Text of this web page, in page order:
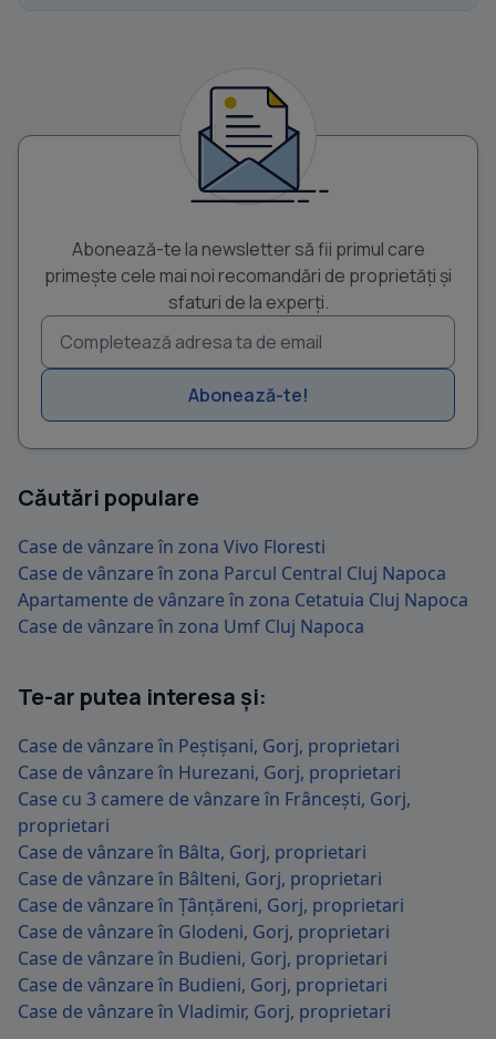
Abonează-te la newsletter să fii primul care
primește cele mai noi recomandări de proprietăți și
sfaturi de la experți.
Abonează-te!
Căutări populare
Case de vânzare în zona Vivo Floresti
Case de vânzare în zona Parcul Central Cluj Napoca
Apartamente de vânzare în zona Cetatuia Cluj Napoca
Case de vânzare în zona Umf Cluj Napoca
Te-ar putea interesa și:
Case de vânzare în Peștișani, Gorj, proprietari
Case de vânzare în Hurezani, Gorj, proprietari
Case cu 3 camere de vânzare în Frâncești, Gorj,
proprietari
Case de vânzare în Bâlta, Gorj, proprietari
Case de vânzare în Bâlteni, Gorj, proprietari
Case de vânzare în Țânțăreni, Gorj, proprietari
Case de vânzare în Glodeni, Gorj, proprietari
Case de vânzare în Budieni, Gorj, proprietari
Case de vânzare în Budieni, Gorj, proprietari
Case de vânzare în Vladimir, Gorj, proprietari